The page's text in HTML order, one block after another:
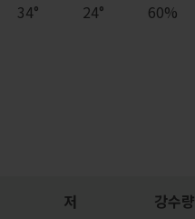
34° 24° 60%
저 강수량